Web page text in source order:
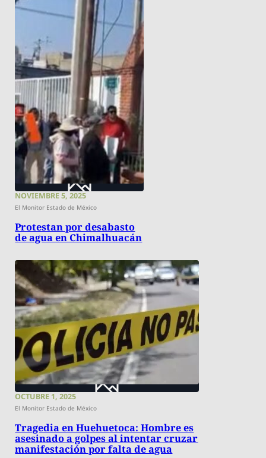
NOVIEMBRE 5, 2025
El Monitor Estado de México
Protestan por desabasto
de agua en Chimalhuacán
OCTUBRE 1, 2025
El Monitor Estado de México
Tragedia en Huehuetoca: Hombre es
asesinado a golpes al intentar cruzar
manifestación por falta de agua